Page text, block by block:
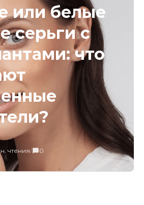
или белые
серьги с
что
чтения/ 0